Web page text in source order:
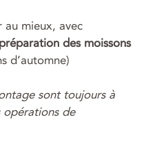
au mieux, avec
préparation des moissons
d’automne)
sont toujours à
de